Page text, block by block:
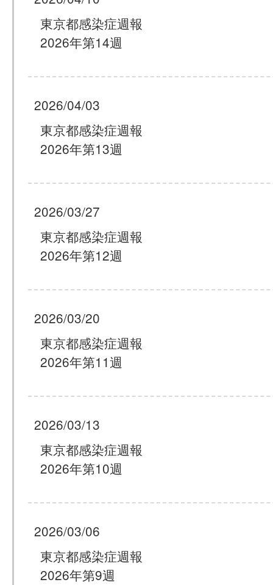
東京都感染症週報
2026年第14週
2026/04/03
東京都感染症週報
2026年第13週
2026/03/27
東京都感染症週報
2026年第12週
2026/03/20
東京都感染症週報
2026年第11週
2026/03/13
東京都感染症週報
2026年第10週
2026/03/06
東京都感染症週報
2026年第9週